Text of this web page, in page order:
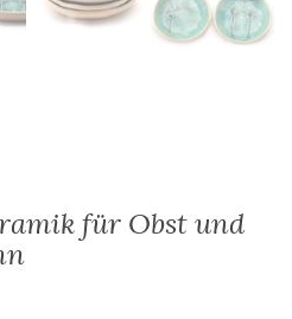
für Obst und